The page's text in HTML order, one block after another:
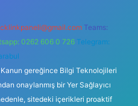
Teams:
0262 606 0 726 Telegram:
Kanun gereğince Bilgi Teknolojileri
onaylanmış bir Yer Sağlayıcı
sitedeki içerikleri proaktif